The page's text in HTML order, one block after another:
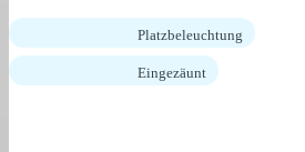
Platzbeleuchtung
Eingezäunt